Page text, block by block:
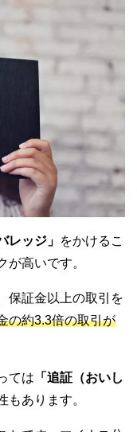
レッジ」 をかけるこ
が高いです。
保証金以上の取引を
の約3.3倍の取引が
ては 「追証（おいし
もあります。